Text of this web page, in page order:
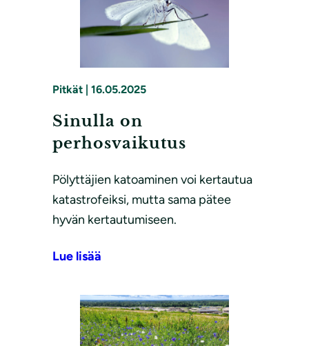
Pitkät | 16.05.2025
Sinulla on
perhosvaikutus
Pölyttäjien katoaminen voi kertautua
katastrofeiksi, mutta sama pätee
hyvän kertautumiseen.
Lue lisää